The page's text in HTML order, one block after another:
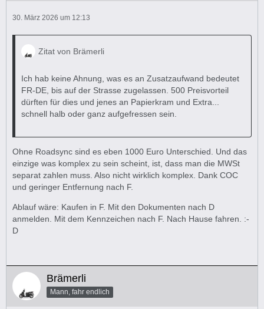
30. März 2026 um 12:13
Zitat von Brämerli
Ich hab keine Ahnung, was es an Zusatzaufwand bedeutet
FR-DE, bis auf der Strasse zugelassen. 500 Preisvorteil
dürften für dies und jenes an Papierkram und Extra...
schnell halb oder ganz aufgefressen sein.
Ohne Roadsync sind es eben 1000 Euro Unterschied. Und das
einzige was komplex zu sein scheint, ist, dass man die MWSt
separat zahlen muss. Also nicht wirklich komplex. Dank COC
und geringer Entfernung nach F.
Ablauf wäre: Kaufen in F. Mit den Dokumenten nach D
anmelden. Mit dem Kennzeichen nach F. Nach Hause fahren. :-
D
Brämerli
Mann, fahr endlich